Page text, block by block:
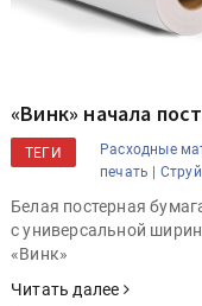
«Винк» начала
ТЕГИ Расходные
печать |
Белая постерная
с универсальной
«Винк»
Читать далее